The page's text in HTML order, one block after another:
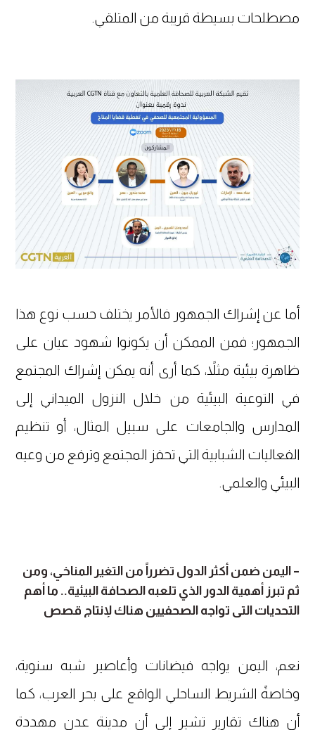
مصطلحات بسيطة قريبة من المتلقي.
أما عن إشراك الجمهور فالأمر يختلف حسب نوع هذا
الجمهور؛ فمن الممكن أن يكونوا شهود عيان على
ظاهرة بيئية مثلاً، كما أرى أنه يمكن إشراك المجتمع
في التوعية البيئية من خلال النزول الميداني إلى
المدارس والجامعات على سبيل المثال، أو تنظيم
الفعاليات الشبابية التي تحفز المجتمع وترفع من وعيه
البيئي والعلمي.
– اليمن ضمن أكثر الدول تضرراً من التغير المناخي، ومن
ثم تبرز أهمية الدور الذي تلعبه الصحافة البيئية.. ما أهم
التحديات التي تواجه الصحفيين هناك لإنتاج قصص
نعم، اليمن يواجه فيضانات وأعاصير شبه سنوية،
وخاصةً الشريط الساحلي الواقع على بحر العرب، كما
أن هناك تقارير تشير إلى أن مدينة عدن مهددة